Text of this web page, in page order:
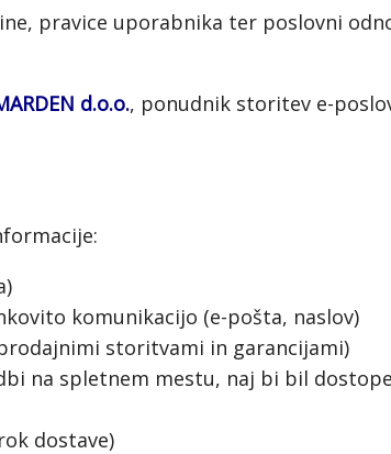
pravice uporabnika ter poslovni
d.o.o., ponudnik storitev e-
komunikacijo (e-pošta, naslov)
storitvami in garancijami)
na spletnem mestu, naj bi bil
dostave)